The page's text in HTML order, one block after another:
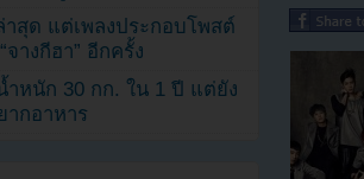
สุด แต่เพลงประกอบโพสต์
างกีฮา” อีกครั้ง
ำหนัก 30 กก. ใน 1 ปี แต่ยัง
ากอาหาร